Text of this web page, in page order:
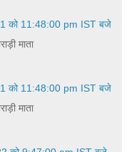
को 11:48:00 pm IST बजे
माता
को 11:48:00 pm IST बजे
माता